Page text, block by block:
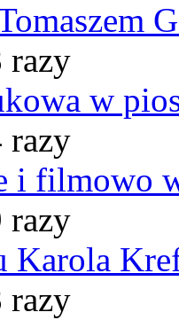
razy
w
razy
i filmowo
razy
Karola
razy